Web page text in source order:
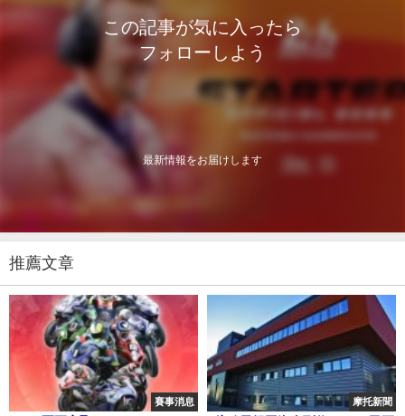
この記事が気に入ったら
フォローしよう
最新情報をお届けします
推薦文章
賽事消息 摩托新聞